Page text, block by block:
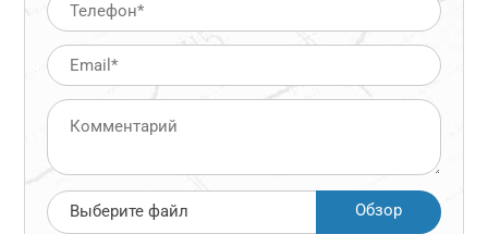
Выберите файл Обзор